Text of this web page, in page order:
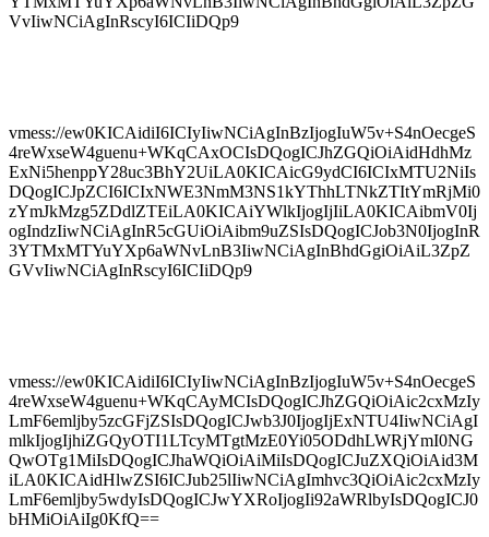
VvIiwNCiAgInRscyI6ICIiDQp9
vmess://ew0KICAidiI6ICIyIiwNCiAgInBzIjogIuW5v+S4nOecgeS
4reWxseW4guenu+WKqCAxOCIsDQogICJhZGQiOiAidHdhMz
ExNi5henppY28uc3BhY2UiLA0KICAicG9ydCI6ICIxMTU2NiIs
DQogICJpZCI6ICIxNWE3NmM3NS1kYThhLTNkZTItYmRjMi0
zYmJkMzg5ZDdlZTEiLA0KICAiYWlkIjogIjIiLA0KICAibmV0Ij
ogIndzIiwNCiAgInR5cGUiOiAibm9uZSIsDQogICJob3N0IjogInR
3YTMxMTYuYXp6aWNvLnB3IiwNCiAgInBhdGgiOiAiL3ZpZ
GVvIiwNCiAgInRscyI6ICIiDQp9
vmess://ew0KICAidiI6ICIyIiwNCiAgInBzIjogIuW5v+S4nOecgeS
4reWxseW4guenu+WKqCAyMCIsDQogICJhZGQiOiAic2cxMzIy
LmF6emljby5zcGFjZSIsDQogICJwb3J0IjogIjExNTU4IiwNCiAgI
mlkIjogIjhiZGQyOTI1LTcyMTgtMzE0Yi05ODdhLWRjYmI0NG
QwOTg1MiIsDQogICJhaWQiOiAiMiIsDQogICJuZXQiOiAid3M
iLA0KICAidHlwZSI6ICJub25lIiwNCiAgImhvc3QiOiAic2cxMzIy
LmF6emljby5wdyIsDQogICJwYXRoIjogIi92aWRlbyIsDQogICJ0
bHMiOiAiIg0KfQ==